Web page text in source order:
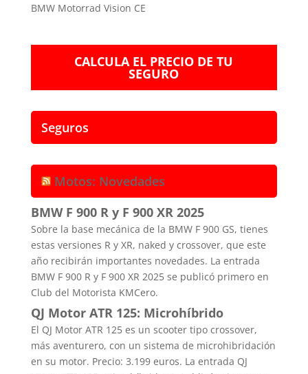
BMW Motorrad Vision CE
CALCULA EL PRECIO DE TU
SEGURO
Seguros
Motos: Novedades
BMW F 900 R y F 900 XR 2025
Sobre la base mecánica de la BMW F 900 GS, tienes
estas versiones R y XR, naked y crossover, que este
año recibirán importantes novedades. La entrada
BMW F 900 R y F 900 XR 2025 se publicó primero en
Club del Motorista KMCero.
QJ Motor ATR 125: Microhíbrido
El QJ Motor ATR 125 es un scooter tipo crossover,
más aventurero, con un sistema de microhibridación
en su motor. Precio: 3.199 euros. La entrada QJ